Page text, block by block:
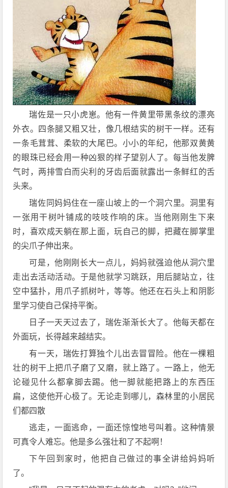
瑞佐是一只小虎崽。他有一件黄里带黑条纹的漂亮
外衣。四条腿又粗又壮，像几根结实的树干一样。还有
一条毛茸茸、柔软的大尾巴。小小的年纪，他那双黄黄
的眼珠已经会用一种凶狠的样子望别人了。每当他发脾
气时，两排雪白而尖利的牙齿后面就露出一条鲜红的舌
头来。
瑞佐同妈妈住在一座山坡上的一个洞穴里。洞里有
一张用干树叶铺成的吱吱作响的床。当他刚刚生下来
时，喜欢成天躺在那上面，玩自己的脚，把藏在脚掌里
的尖爪子伸出来。
可是，他刚刚长大一点儿，妈妈就强迫他从洞穴里
走出去活动活动。于是他就学习跳跃，用后腿站立，往
空中猛扑，用爪子抓树叶，等等。他还在石头上和阴影
里学习使自己保持平衡。
日子一天天过去了，瑞佐渐渐长大了。他每天都在
外面玩，长得越来越结实。
有一天，瑞佐打算独个儿出去冒冒险。他在一棵粗
壮的树干上把爪子磨了又磨，就上路了。一路上，他无
论碰见什么都拿脚去踢。他一脚就能把路上的东西压
扁，这使他开心极了。无论走到哪儿，森林里的小居民
们都四散
逃走，一面逃命，一面还惊惶地号叫着。这种情景
可真令人难忘。他是多么强壮和了不起啊！
下午回到家时，他把自己做过的事全讲给妈妈听
了。